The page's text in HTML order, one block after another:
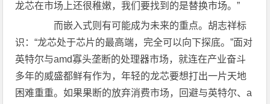
龙芯在市场上还很稚嫩，我们要找到的是替换市场。”
而嵌入式则有可能成为未来的重点。胡志祥标
识：“龙芯处于芯片的最高端，完全可以向下探底。”面对
英特尔与amd寡头垄断的处理器市场，就连在产业奋斗
多年的威盛都鲜有作为，年轻的龙芯要想打出一片天地
困难重重。如果果断的放弃消费市场，回避与英特尔、a